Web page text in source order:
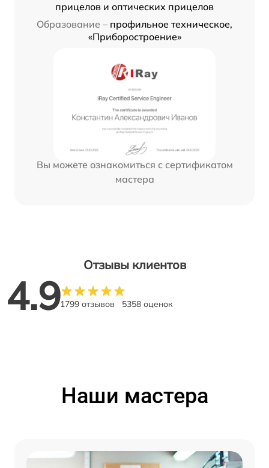
прицелов и оптических прицелов
Образование – профильное техническое,
«Приборостроение»
Вы можете ознакомиться с сертификатом
мастера
Отзывы клиентов
4.91799 отзывов 5358 оценок
Наши мастера